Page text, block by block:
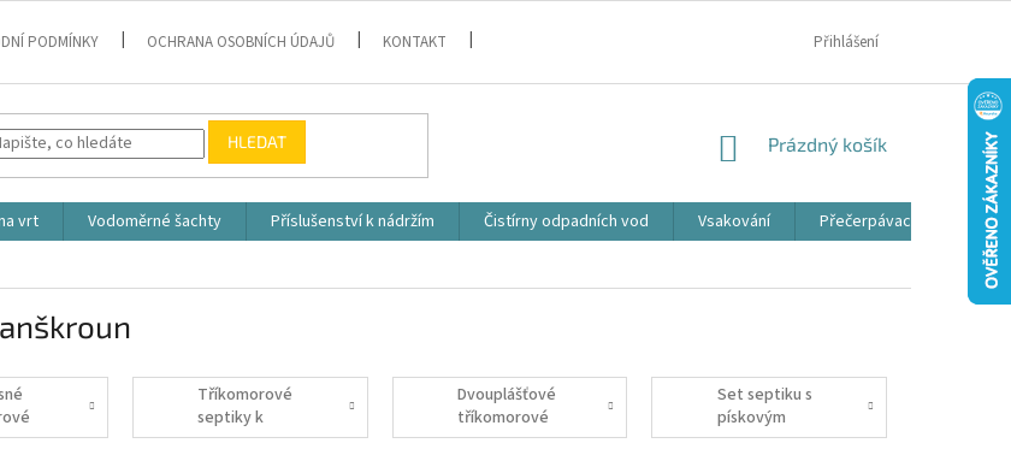
PODMÍNKY OCHRANA OSOBNÍCH ÚDAJŮ KONTAKT Přihlášení
HLEDAT
NÁKUPNÍ
Prázdný košík
vrt Vodoměrné šachty Příslušenství k nádržím Čistírny odpadních vod Vsakování Přečerpávací jímky
Tříkomorové
septiky k
obetonování
Dvouplášťové
tříkomorové
septiky
Set septiku s
pískovým
filtrem